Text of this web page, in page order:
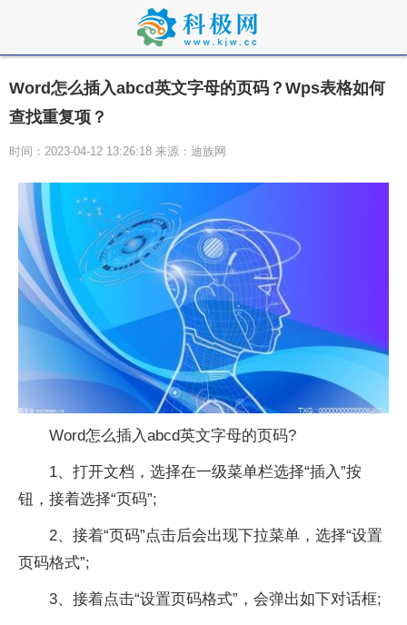
Word怎么插入abcd英文字母的页码？Wps表格如何
查找重复项？
时间：2023-04-12 13:26:18 来源：迪族网
Word怎么插入abcd英文字母的页码?
1、打开文档，选择在一级菜单栏选择“插入”按
钮，接着选择“页码”;
2、接着“页码”点击后会出现下拉菜单，选择“设置
页码格式”;
3、接着点击“设置页码格式”，会弹出如下对话框;